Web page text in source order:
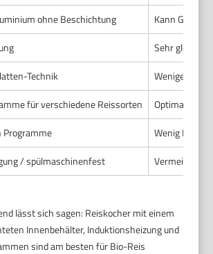
ohne Beschichtung
Kann
Sehr
Technik
Weniger
für verschiedene Reissorten
Optimale
Programme
Wenig
/ spülmaschinenfest
Vermeidet
lässt sich sagen: Reiskocher mit einem
Innenbehälter, Induktionsheizung und
sind am besten für Bio-Reis